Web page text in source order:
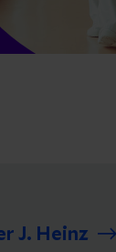
J. Heinz